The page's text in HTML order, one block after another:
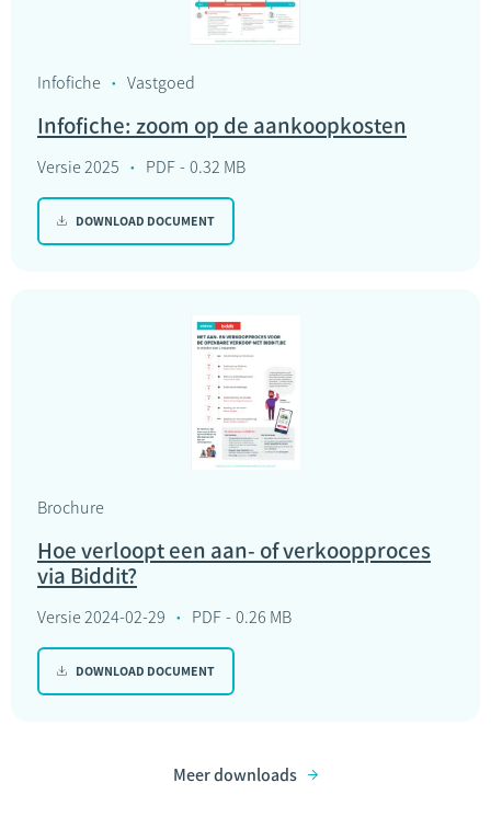
Infofiche Vastgoed
Infofiche: zoom op de aankoopkosten
Versie 2025 PDF 0.32 MB
DOWNLOAD DOCUMENT
Brochure
Hoe verloopt een aan- of verkoopproces
via Biddit?
Versie 2024-02-29 PDF 0.26 MB
DOWNLOAD DOCUMENT
Meer downloads